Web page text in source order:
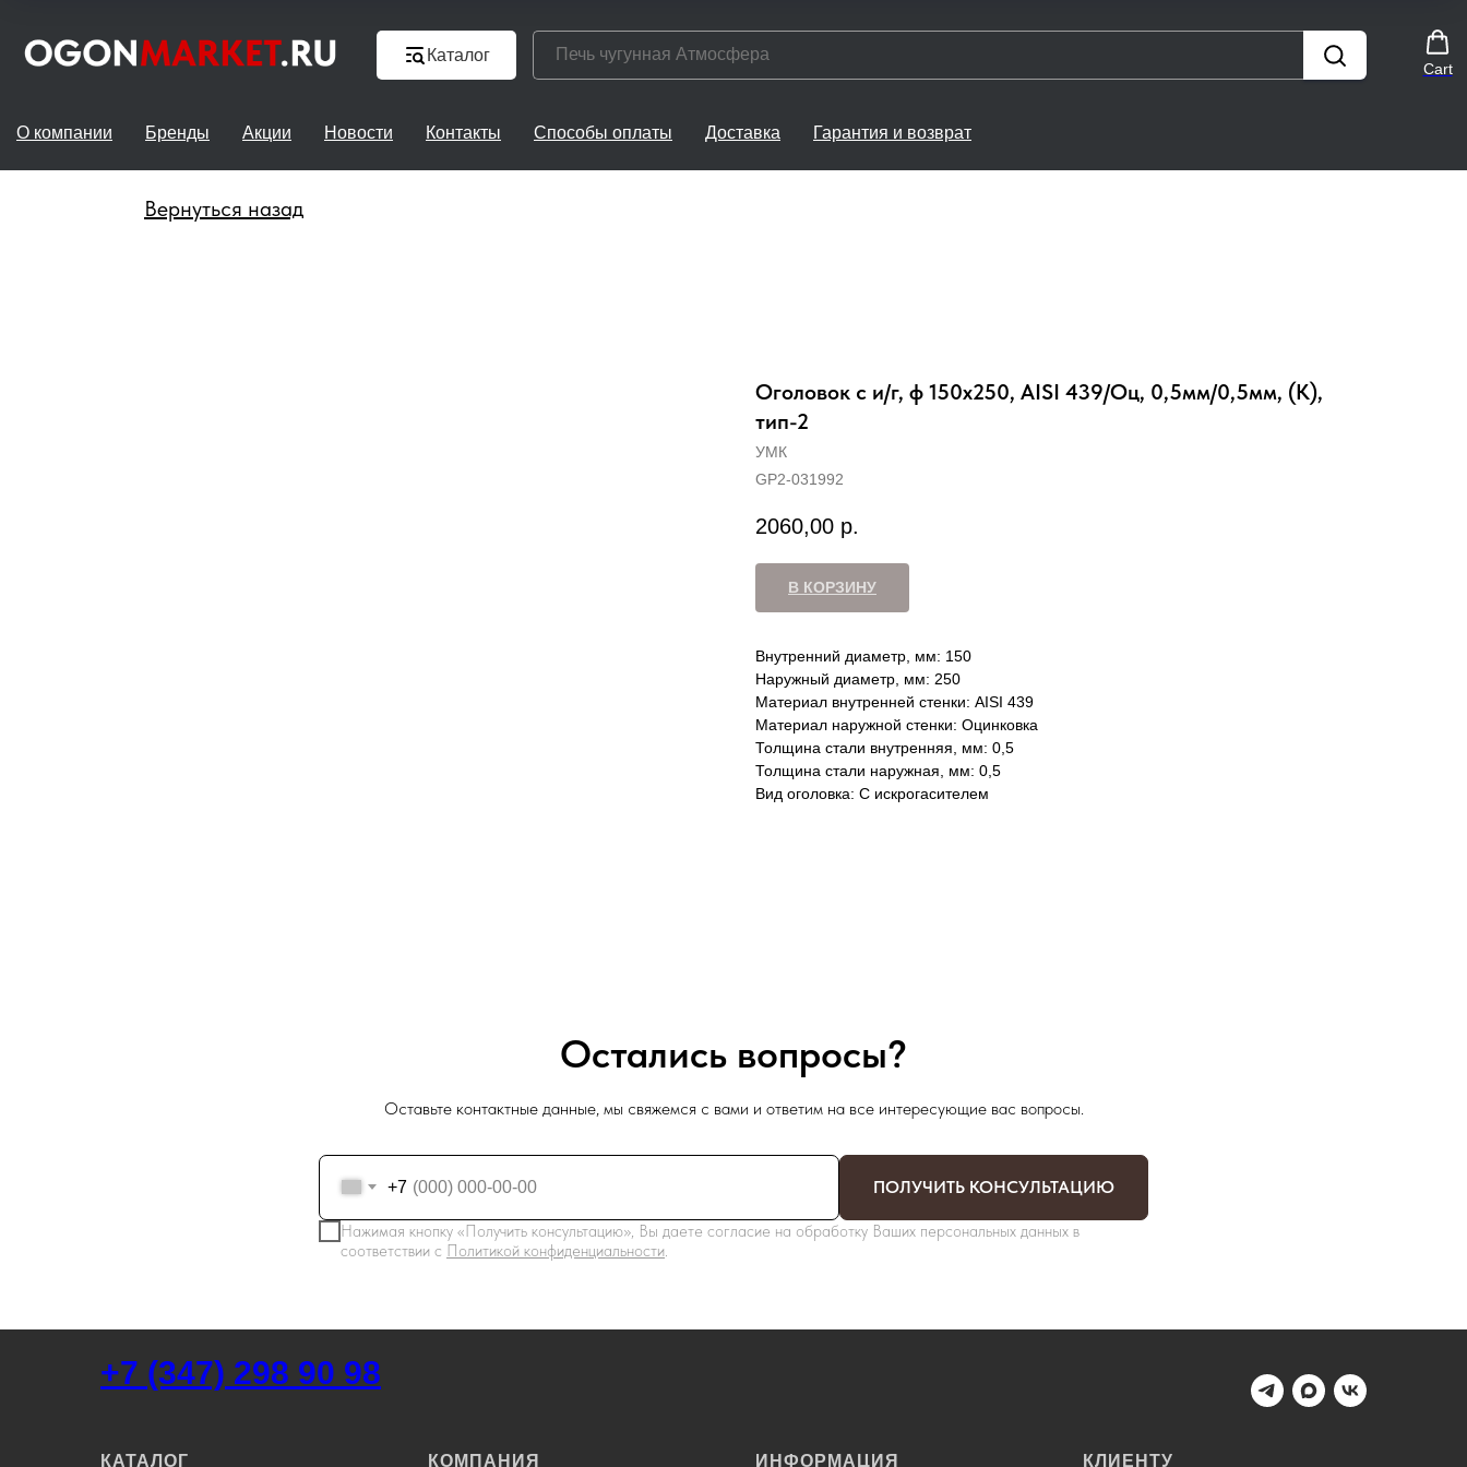
Каталог
Cart
О компании Бренды Акции Новости Контакты Способы оплаты Доставка Гарантия и возврат
Вернуться назад
Оголовок с и/г, ф 150х250, AISI 439/Оц, 0,5мм/0,5мм, (К),
тип-2
УМК
GP2-031992
2060,00 р.
В КОРЗИНУ
Внутренний диаметр, мм: 150
Наружный диаметр, мм: 250
Материал внутренней стенки: AISI 439
Материал наружной стенки: Оцинковка
Толщина стали внутренняя, мм: 0,5
Толщина стали наружная, мм: 0,5
Вид оголовка: С искрогасителем
Остались вопросы?
Оставьте контактные данные, мы свяжемся с вами и ответим на все интересующие вас вопросы.
+7
Нажимая кнопку «Получить консультацию», Вы даете согласие на обработку Ваших персональных данных в
соответствии с Политикой конфиденциальности.
ПОЛУЧИТЬ КОНСУЛЬТАЦИЮ
+7 (347) 298 90 98
КАТАЛОГ КОМПАНИЯ ИНФОРМАЦИЯ КЛИЕНТУ